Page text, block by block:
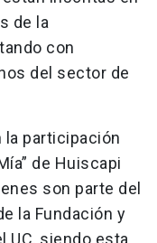
de la
con
del sector de
participación
de Huiscapi
son parte del
la Fundación y
UC, siendo esta